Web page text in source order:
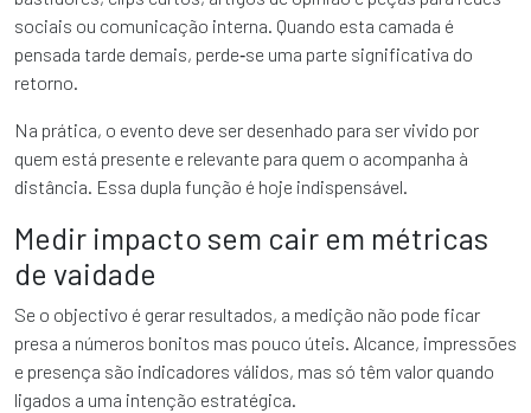
sociais ou comunicação interna. Quando esta camada é
pensada tarde demais, perde‑se uma parte significativa do
retorno.
Na prática, o evento deve ser desenhado para ser vivido por
quem está presente e relevante para quem o acompanha à
distância. Essa dupla função é hoje indispensável.
Medir impacto sem cair em métricas
de vaidade
Se o objectivo é gerar resultados, a medição não pode ficar
presa a números bonitos mas pouco úteis. Alcance, impressões
e presença são indicadores válidos, mas só têm valor quando
ligados a uma intenção estratégica.